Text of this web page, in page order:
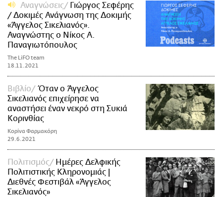
Αναγνώσεις
Γιώργος Σεφέρης
/ Δοκιμές Ανάγνωση της Δοκιμής
«Άγγελος Σικελιανός».
Αναγνώστης ο Νίκος Α.
Παναγιωτόπουλος
The LiFO team
18.11.2021
Βιβλίο
Όταν ο Άγγελος
Σικελιανός επιχείρησε να
αναστήσει έναν νεκρό στη Συκιά
Κορινθίας
Κορίνα Φαρμακόρη
29.6.2021
Πολιτισμός
Ημέρες Δελφικής
Πολιτιστικής Κληρονομιάς |
Διεθνές Φεστιβάλ «Άγγελος
Σικελιανός»